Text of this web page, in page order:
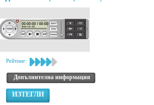
Рейтинг:
Допълнителна информация
ИЗТЕГЛИ